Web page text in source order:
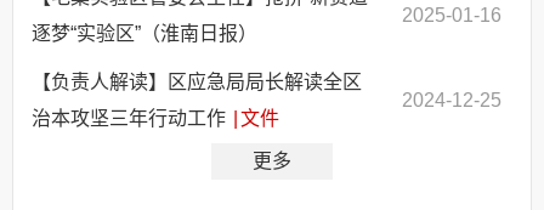
逐梦“实验区”（淮南日报）
2025-01-16
【负责人解读】区应急局局长解读全区
治本攻坚三年行动工作
文件
2024-12-25
更多